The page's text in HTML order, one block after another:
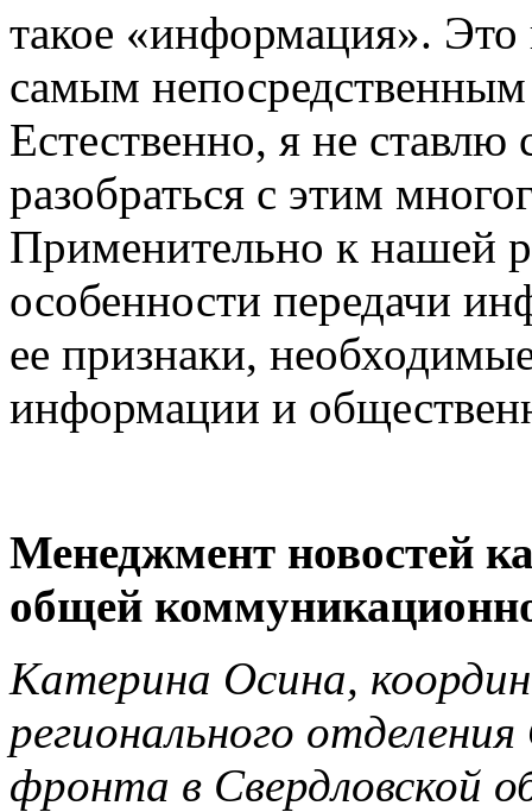
такое «информация».
самым
Естественно, я не ставлю
разобраться с этим
Применительно к нашей
особенности передачи
ее признаки,
информации и
Менеджмент новостей
общей
Катерина Осина,
регионального
фронта в Свердловской